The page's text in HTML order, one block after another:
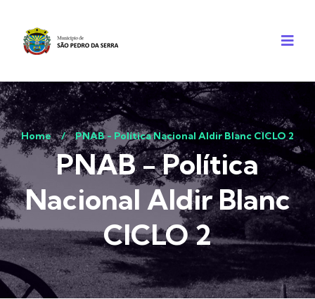
Home / PNAB - Política Nacional Aldir Blanc CICLO 2
PNAB - Política
Nacional Aldir Blanc
CICLO 2